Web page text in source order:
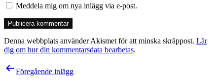
Meddela mig om nya inlägg via e-post.
Denna webbplats använder Akismet för att minska skräppost. Lär
dig om hur din kommentarsdata bearbetas.
Inläggsnavigering
Föregående inlägg